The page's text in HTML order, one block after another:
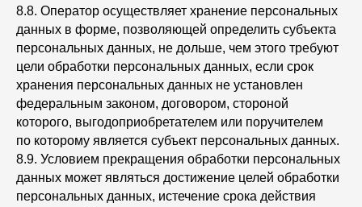
8.8. Оператор осуществляет хранение персональных
данных в форме, позволяющей определить субъекта
персональных данных, не дольше, чем этого требуют
цели обработки персональных данных, если срок
хранения персональных данных не установлен
федеральным законом, договором, стороной
которого, выгодоприобретателем или поручителем
по которому является субъект персональных данных.
8.9. Условием прекращения обработки персональных
данных может являться достижение целей обработки
персональных данных, истечение срока действия